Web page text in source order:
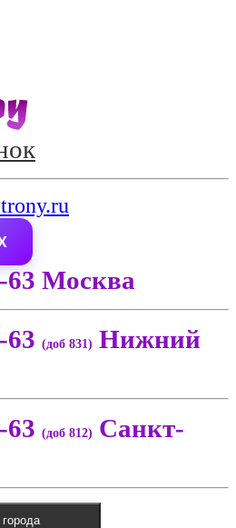
63 Москва
63 (доб 831) Нижний
63 (доб 812) Санкт-